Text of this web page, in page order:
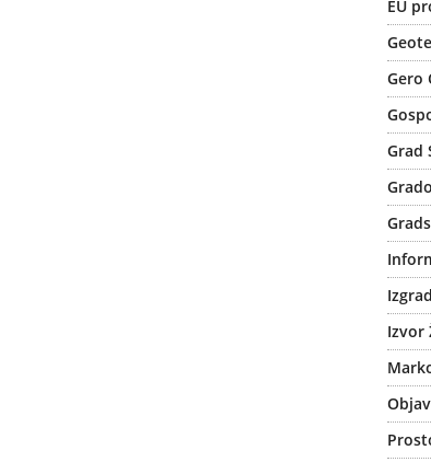
EU
Gero
Grad
Izvor